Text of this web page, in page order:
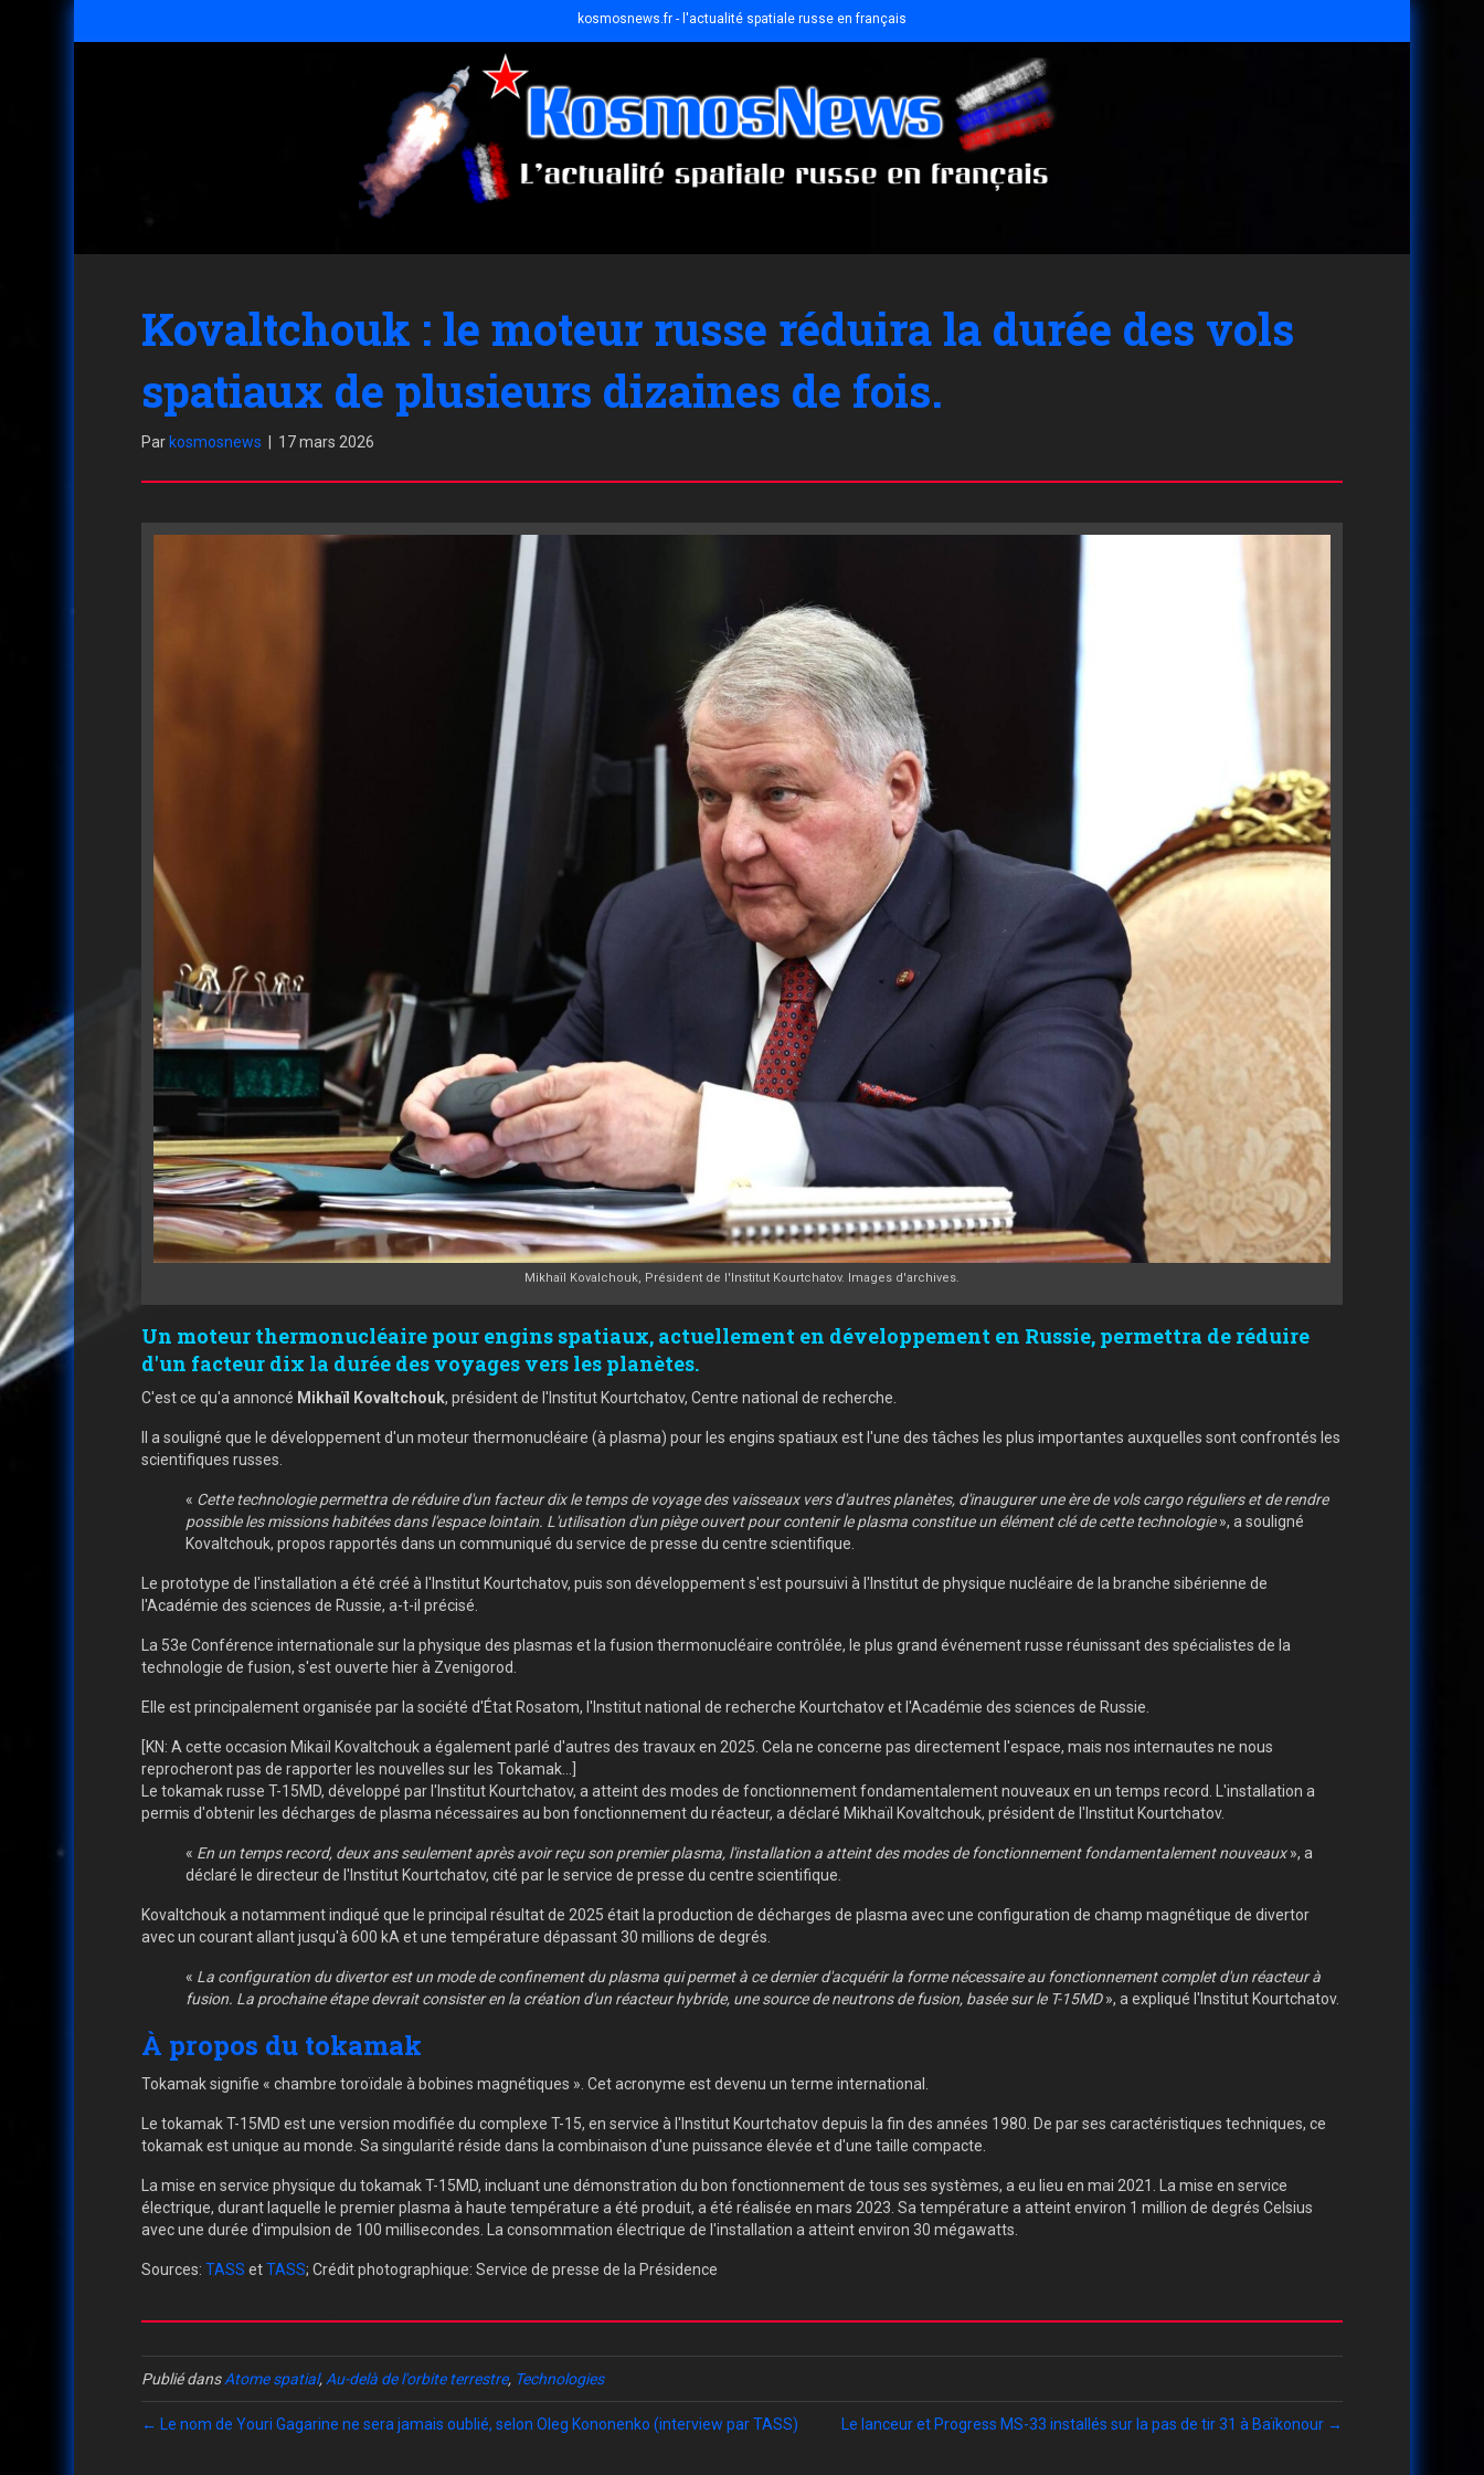
kosmosnews.fr - l'actualité spatiale russe en français
Kovaltchouk : le moteur russe réduira la durée des vols
spatiaux de plusieurs dizaines de fois.
Par kosmosnews 17 mars 2026
Mikhaïl Kovalchouk, Président de l'Institut Kourtchatov. Images d'archives.
Un moteur thermonucléaire pour engins spatiaux, actuellement en développement en Russie, permettra de réduire
d'un facteur dix la durée des voyages vers les planètes.
C'est ce qu'a annoncé Mikhaïl Kovaltchouk, président de l'Institut Kourtchatov, Centre national de recherche.
Il a souligné que le développement d'un moteur thermonucléaire (à plasma) pour les engins spatiaux est l'une des tâches les plus importantes auxquelles sont confrontés les
scientifiques russes.
« Cette technologie permettra de réduire d'un facteur dix le temps de voyage des vaisseaux vers d'autres planètes, d'inaugurer une ère de vols cargo réguliers et de rendre
possible les missions habitées dans l'espace lointain. L'utilisation d'un piège ouvert pour contenir le plasma constitue un élément clé de cette technologie», a souligné
Kovaltchouk, propos rapportés dans un communiqué du service de presse du centre scientifique.
Le prototype de l'installation a été créé à l'Institut Kourtchatov, puis son développement s'est poursuivi à l'Institut de physique nucléaire de la branche sibérienne de
l'Académie des sciences de Russie, a-t-il précisé.
La 53e Conférence internationale sur la physique des plasmas et la fusion thermonucléaire contrôlée, le plus grand événement russe réunissant des spécialistes de la
technologie de fusion, s'est ouverte hier à Zvenigorod.
Elle est principalement organisée par la société d'État Rosatom, l'Institut national de recherche Kourtchatov et l'Académie des sciences de Russie.
[KN: A cette occasion Mikaïl Kovaltchouk a également parlé d'autres des travaux en 2025. Cela ne concerne pas directement l'espace, mais nos internautes ne nous
reprocheront pas de rapporter les nouvelles sur les Tokamak...]
Le tokamak russe T-15MD, développé par l'Institut Kourtchatov, a atteint des modes de fonctionnement fondamentalement nouveaux en un temps record. L'installation a
permis d'obtenir les décharges de plasma nécessaires au bon fonctionnement du réacteur, a déclaré Mikhaïl Kovaltchouk, président de l'Institut Kourtchatov.
« En un temps record, deux ans seulement après avoir reçu son premier plasma, l'installation a atteint des modes de fonctionnement fondamentalement nouveaux», a
déclaré le directeur de l'Institut Kourtchatov, cité par le service de presse du centre scientifique.
Kovaltchouk a notamment indiqué que le principal résultat de 2025 était la production de décharges de plasma avec une configuration de champ magnétique de divertor
avec un courant allant jusqu'à 600 kA et une température dépassant 30 millions de degrés.
« La configuration du divertor est un mode de confinement du plasma qui permet à ce dernier d'acquérir la forme nécessaire au fonctionnement complet d'un réacteur à
fusion. La prochaine étape devrait consister en la création d'un réacteur hybride, une source de neutrons de fusion, basée sur le T-15MD», a expliqué l'Institut Kourtchatov.
À propos du tokamak
Tokamak signifie « chambre toroïdale à bobines magnétiques ». Cet acronyme est devenu un terme international.
Le tokamak T-15MD est une version modifiée du complexe T-15, en service à l'Institut Kourtchatov depuis la fin des années 1980. De par ses caractéristiques techniques, ce
tokamak est unique au monde. Sa singularité réside dans la combinaison d'une puissance élevée et d'une taille compacte.
La mise en service physique du tokamak T-15MD, incluant une démonstration du bon fonctionnement de tous ses systèmes, a eu lieu en mai 2021. La mise en service
électrique, durant laquelle le premier plasma à haute température a été produit, a été réalisée en mars 2023. Sa température a atteint environ 1 million de degrés Celsius
avec une durée d'impulsion de 100 millisecondes. La consommation électrique de l'installation a atteint environ 30 mégawatts.
Sources: TASS etTASS; Crédit photographique: Service de presse de la Présidence
Publié dansAtome spatial, Au-delà de l'orbite terrestre, Technologies
← Le nom de Youri Gagarine ne sera jamais oublié, selon Oleg Kononenko (interview par TASS) Le lanceur et Progress MS-33 installés sur la pas de tir 31 à Baïkonour →